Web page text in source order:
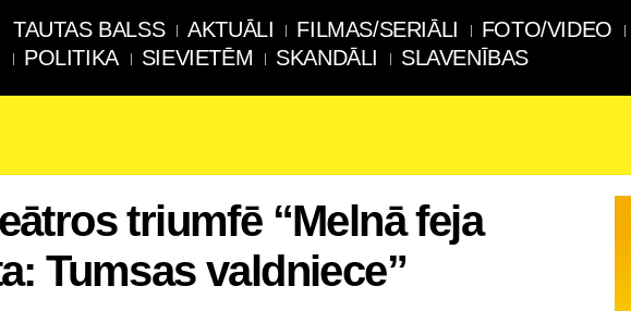
TAUTAS BALSS AKTUĀLI FILMAS/SERIĀLI FOTO/VIDEO
POLITIKA
SIEVIETĒM SKANDĀLI SLAVENĪBAS
triumfē “Melnā feja
Tumsas valdniece”